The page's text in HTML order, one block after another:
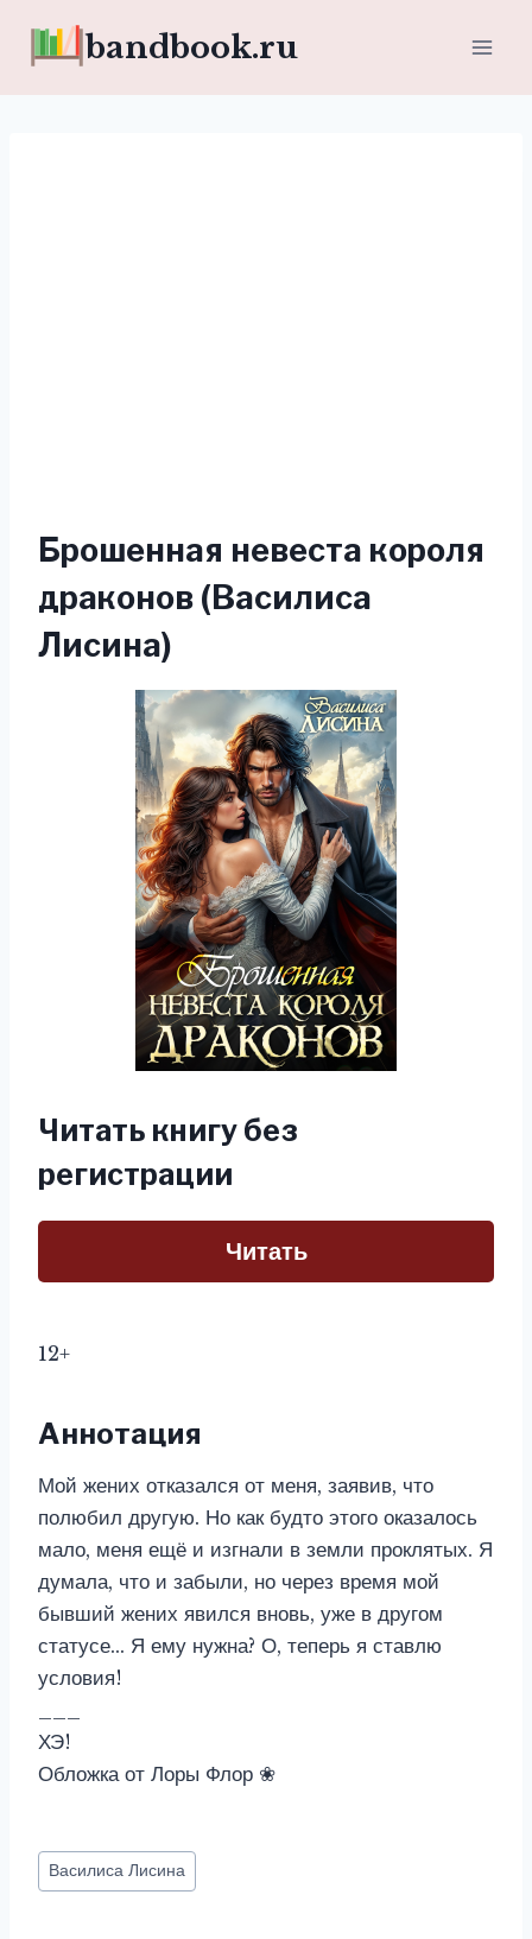
bandbook.ru
Брошенная невеста короля
драконов (Василиса
Лисина)
Читать книгу без
регистрации
Читать
12+
Аннотация
Мой жених отказался от меня, заявив, что
полюбил другую. Но как будто этого оказалось
мало, меня ещё и изгнали в земли проклятых. Я
думала, что и забыли, но через время мой
бывший жених явился вновь, уже в другом
статусе… Я ему нужна? О, теперь я ставлю
условия!
ХЭ!
Обложка от Лоры Флор ❀
Метки
записи:
Василиса Лисина